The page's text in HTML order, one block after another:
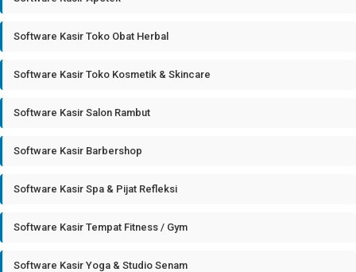
Software Kasir Toko Obat Herbal
Software Kasir Toko Kosmetik & Skincare
Software Kasir Salon Rambut
Software Kasir Barbershop
Software Kasir Spa & Pijat Refleksi
Software Kasir Tempat Fitness / Gym
Software Kasir Yoga & Studio Senam